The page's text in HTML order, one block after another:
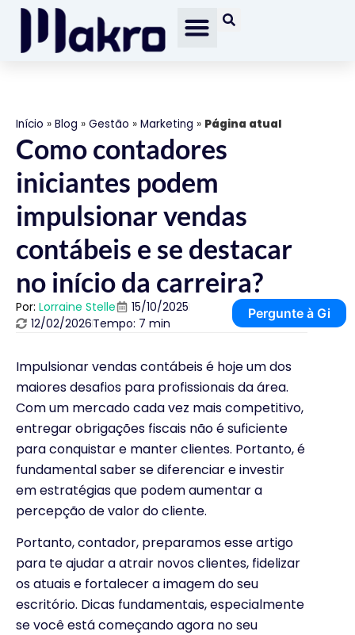
Início » Blog » Gestão » Marketing » Página atual
Como contadores
iniciantes podem
impulsionar vendas
contábeis e se destacar
no início da carreira?
Por: Lorraine Stelle
15/10/2025
12/02/2026Tempo: 7 min
Pergunte à Gi
Impulsionar vendas contábeis é hoje um dos
maiores desafios para profissionais da área.
Com um mercado cada vez mais competitivo,
entregar obrigações fiscais não é suficiente
para conquistar e manter clientes. Portanto, é
fundamental saber se diferenciar e investir
em estratégias que podem aumentar a
percepção de valor do cliente.
Portanto, contador, preparamos esse artigo
para te ajudar a atrair novos clientes, fidelizar
os atuais e fortalecer a imagem do seu
escritório. Dicas fundamentais, especialmente
se você está começando agora no seu